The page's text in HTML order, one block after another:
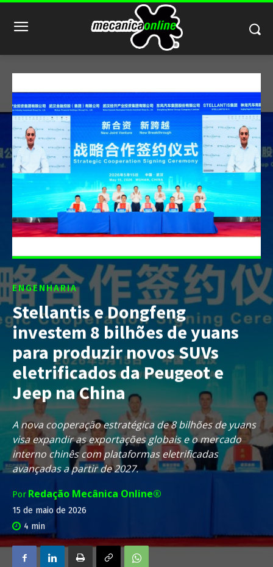
ENGENHARIA
Stellantis e Dongfeng
investem 8 bilhões de yuans
para produzir novos SUVs
eletrificados da Peugeot e
Jeep na China
A nova cooperação estratégica de 8 bilhões de yuans
visa expandir as exportações globais e o mercado
interno chinês com plataformas eletrificadas
avançadas a partir de 2027.
Por Redação Mecânica Online®
15 de maio de 2026
4 min